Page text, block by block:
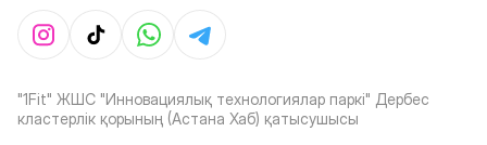
"1Fit" ЖШС "Инновациялық технологиялар паркі" Дербес
кластерлік қорының (Астана Хаб) қатысушысы